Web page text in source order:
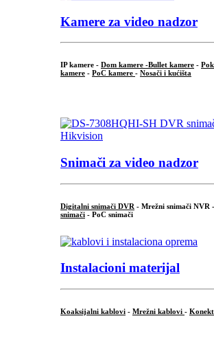
Kamere za video nadzor
IP kamere - Dom kamere -Bullet kamere -
kamere - PoC kamere - Nosači i kućišta
Snimači za video nadzor
Digitalni snimači DVR - Mrežni snimači NVR -
snimači - PoC snimači
Instalacioni materijal
Koaksijalni kablovi - Mrežni kablovi -